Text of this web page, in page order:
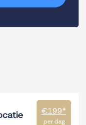
€199*
per dag